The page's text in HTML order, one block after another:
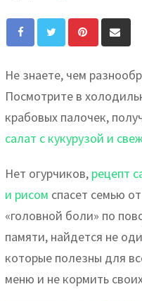
Pinterest
via
Не знаете, чем
Посмотрите в
крабовых палочек,
салат с кукурузой и
Нет огурчиков, рецепт
и рисом спасет семью
«головной боли» по
памяти, найдется не
которые полезны для
меню и не кормить